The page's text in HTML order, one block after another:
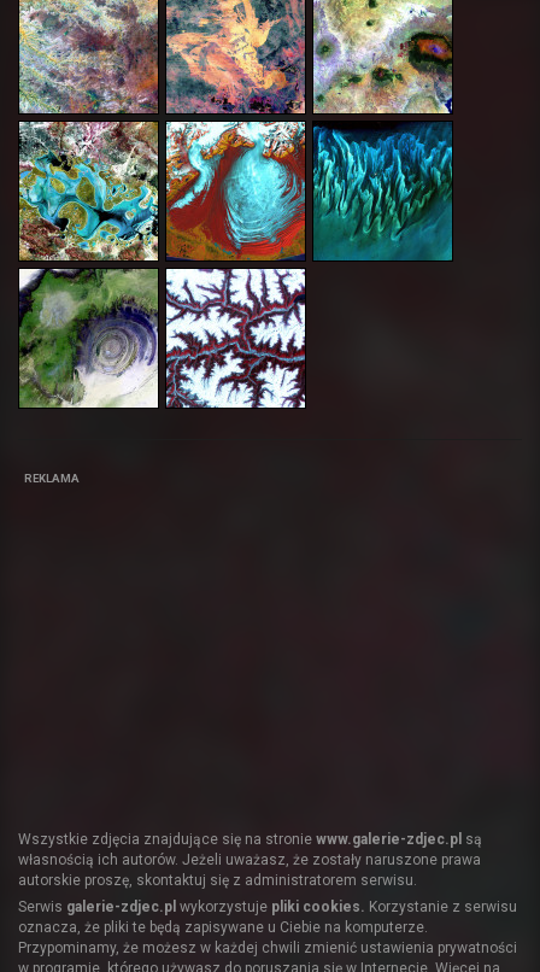
REKLAMA
Wszystkie zdjęcia znajdujące się na stronie www.galerie-zdjec.pl są
własnością ich autorów. Jeżeli uważasz, że zostały naruszone prawa
autorskie proszę, skontaktuj się z administratorem serwisu.
Serwis galerie-zdjec.pl wykorzystuje pliki cookies. Korzystanie z serwisu
oznacza, że pliki te będą zapisywane u Ciebie na komputerze.
Przypominamy, że możesz w każdej chwili zmienić ustawienia prywatności